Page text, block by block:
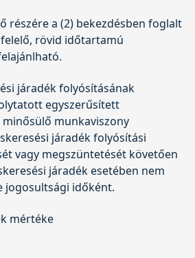
részére a (2) bekezdésben foglalt
rövid időtartamú
járadék folyósításának
egyszerűsített
munkaviszony
járadék folyósítási
vagy megszüntetését követően
járadék esetében nem
jogosultsági időként.
mértéke